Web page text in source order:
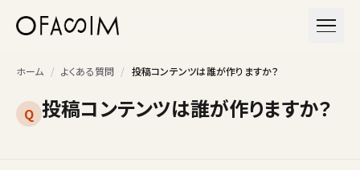
メニ
ホーム / よくある質問 / 投稿コンテンツは誰が作りますか？
Q 投稿コンテンツは誰が作りますか？